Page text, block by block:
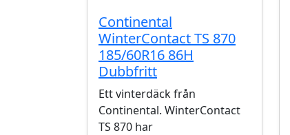
Continental
WinterContact TS 870
185/60R16 86H
Dubbfritt
Ett vinterdäck från
Continental. WinterContact
TS 870 har